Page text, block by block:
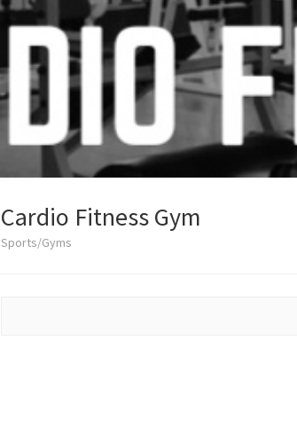
Cardio Fitness Gym
Sports/Gyms